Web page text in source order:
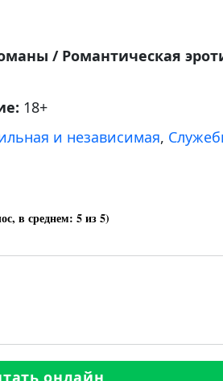
/ Романтическая
18+
и независимая,
в среднем: 5из 5)
онлайн